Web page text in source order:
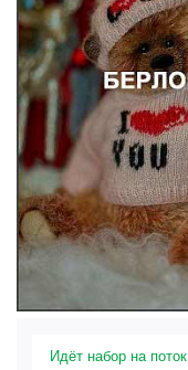
Идёт набор на поток